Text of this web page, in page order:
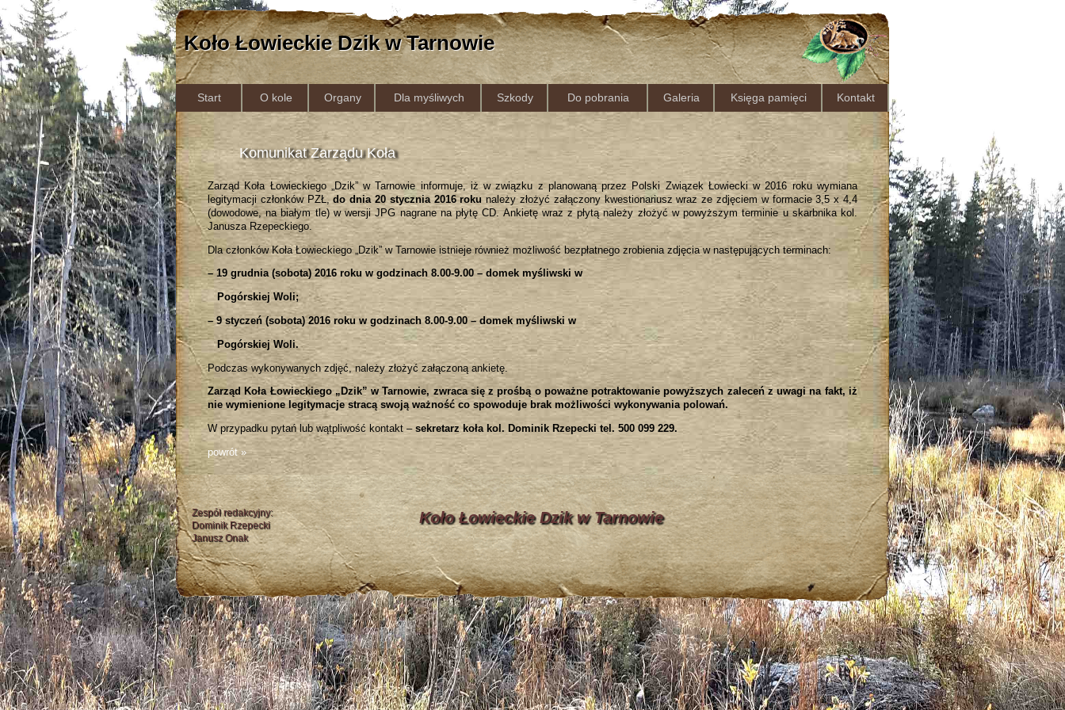
Koło Łowieckie Dzik w Tarnowie
Start O kole Organy Dla myśliwych Szkody Do pobrania Galeria Księga pamięci Kontakt
Komunikat Zarządu Koła
Zarząd Koła Łowieckiego „Dzik” w Tarnowie informuje, iż w związku z planowaną przez Polski Związek Łowiecki w 2016 roku wymiana
legitymacji członków PZŁ,do dnia 20 stycznia 2016 roku należy złożyć załączony kwestionariusz wraz ze zdjęciem w formacie 3,5 x 4,4
(dowodowe, na białym tle) w wersji JPG nagrane na płytę CD. Ankietę wraz z płytą należy złożyć w powyższym terminie u skarbnika kol.
Janusza Rzepeckiego.
Dla członków Koła Łowieckiego „Dzik” w Tarnowie istnieje również możliwość bezpłatnego zrobienia zdjęcia w następujących terminach:
– 19 grudnia (sobota) 2016 roku w godzinach 8.00-9.00 – domek myśliwski w
Pogórskiej Woli;
– 9 styczeń (sobota) 2016 roku w godzinach 8.00-9.00 – domek myśliwski w
Pogórskiej Woli.
Podczas wykonywanych zdjęć, należy złożyć załączoną ankietę.
Zarząd Koła Łowieckiego „Dzik” w Tarnowie, zwraca się z prośbą o poważne potraktowanie powyższych zaleceń z uwagi na fakt, iż
nie wymienione legitymacje stracą swoją ważność co spowoduje brak możliwości wykonywania polowań.
W przypadku pytań lub wątpliwość kontakt – sekretarz koła kol. Dominik Rzepecki tel. 500 099 229.
powrót »
Zespół redakcyjny:
Dominik Rzepecki
Janusz Onak
Koło Łowieckie Dzik w Tarnowie